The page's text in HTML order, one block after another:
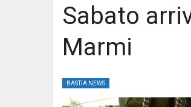
Sabato
Marmi
BASTIA NEWS